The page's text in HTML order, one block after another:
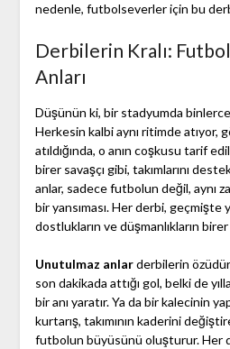
nedenle, futbolseverler için bu
Derbilerin Kralı:
Anları
Düşünün ki, bir stadyumda
Herkesin kalbi aynı ritimde atıyor,
atıldığında, o anın coşkusu tarif
birer savaşçı gibi, takımlarını
anlar, sadece futbolun değil, aynı
bir yansıması. Her derbi,
dostlukların ve düşmanlıkların birer
Unutulmaz anlarderbilerin
son dakikada attığı gol, belki de
bir anı yaratır. Ya da bir kalecinin
kurtarış, takımının kaderini
futbolun büyüsünü oluşturur. Her